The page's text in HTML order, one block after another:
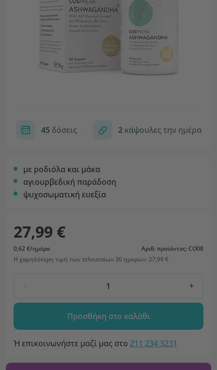
45δόσεις 2κάψουλες την ημέρα
με ροδιόλα και μάκα
αγιουρβεδική παράδοση
ψυχοσωματική ευεξία
27,99 €
0,62 €/ημέρα
Αριθ. προϊόντος: CO08
Η χαμηλότερη τιμή των τελευταίων 30 ημερών: 27,99 €
- +
Προσθήκη στο καλάθι
Ή επικοινωνήστε μαζί μας στο 211 234 3231